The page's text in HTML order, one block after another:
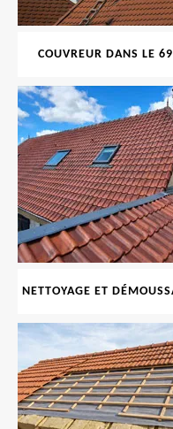
COUVREUR DANS LE 69